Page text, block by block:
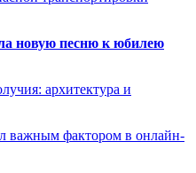
новую песню к юбилею
архитектура и
важным фактором в онлайн-